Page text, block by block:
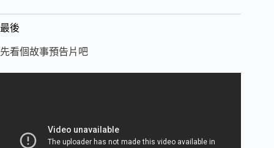
最後
先看個故事預告片吧